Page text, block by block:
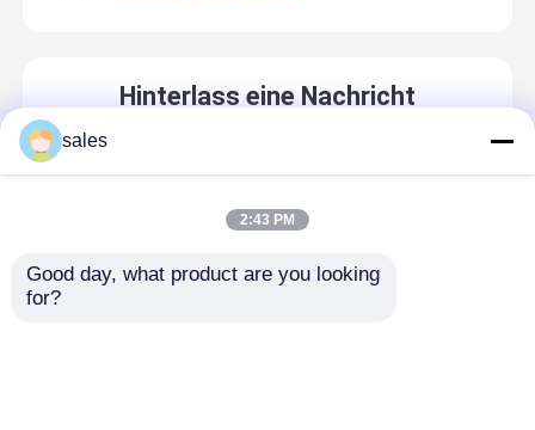
Hinterlass eine Nachricht
sales
2:43 PM
Good day, what product are you looking
for?